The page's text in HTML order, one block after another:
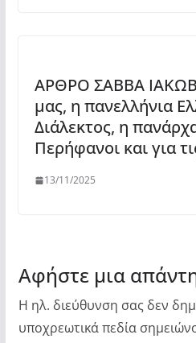
ΑΡΘΡΟ ΣΑΒΒΑ
μας, η πανελλήνια
Διάλεκτος, η
Περήφανοι και για
13/11/2025
Αφήστε μια
Η ηλ. διεύθυνση σας δεν
υποχρεωτικά πεδία